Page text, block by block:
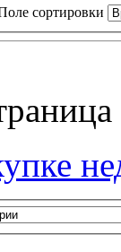
сортировки